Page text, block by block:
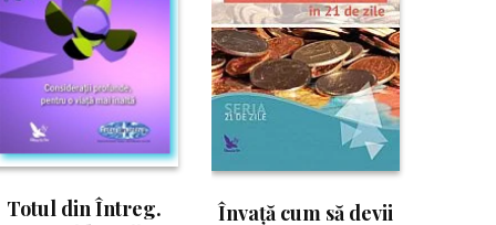
Totul din Întreg.
Învaţă cum să devii